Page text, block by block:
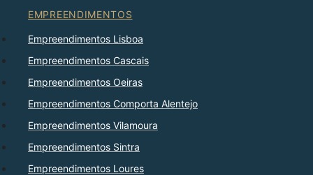
EMPREENDIMENTOS
Empreendimentos Lisboa
Empreendimentos Cascais
Empreendimentos Oeiras
Empreendimentos Comporta Alentejo
Empreendimentos Vilamoura
Empreendimentos Sintra
Empreendimentos Loures